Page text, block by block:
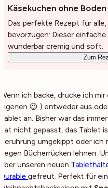
Käsekuchen ohne Boden
Das perfekte Rezept für
bevorzugen: Dieser
wunderbar cremig und soft.
Zum
Wenn ich backe, drucke ich
eigenen 😉 ) entweder aus
Tablet an. Bisher war das
hat nicht gepasst, das Tablet
Berührung umgekippt oder
gegen Bücherrücken lehnen.
über unseren neuen
Durable gefreut. Perfekt für